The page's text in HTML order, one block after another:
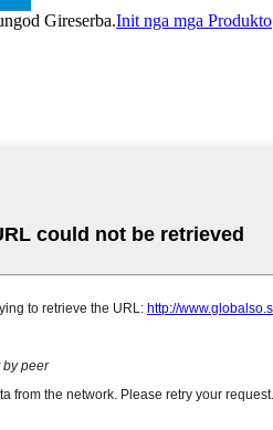
Gireserba.Init nga mga Produkto